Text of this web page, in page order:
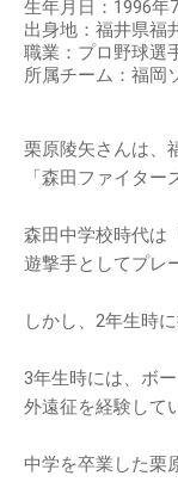
生年月日：1996年
出身地：福井県福
職業：プロ野球選
所属チーム：福岡
栗原陵矢さんは、
「森田ファイター
森田中学校時代は
遊撃手としてプレ
しかし、2年生時
3年生時には、ボ
外遠征を経験して
中学を卒業した栗